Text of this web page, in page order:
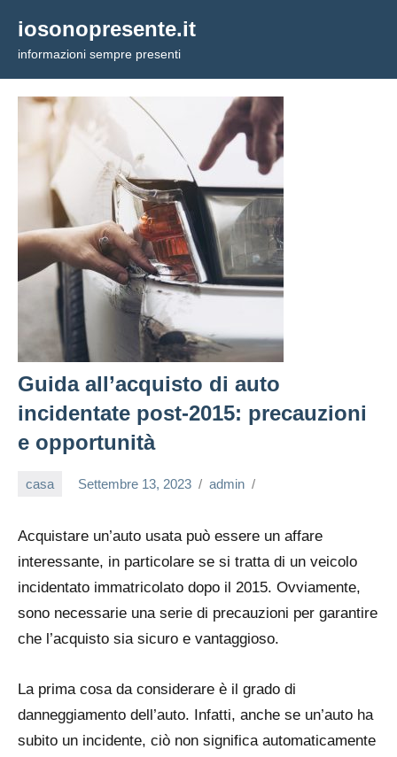
contenuto
iosonopresente.it
informazioni sempre presenti
Guida all’acquisto di auto
incidentate post-2015: precauzioni
e opportunità
casa Settembre 13, 2023 admin
Acquistare un’auto usata può essere un affare
interessante, in particolare se si tratta di un veicolo
incidentato immatricolato dopo il 2015. Ovviamente,
sono necessarie una serie di precauzioni per garantire
che l’acquisto sia sicuro e vantaggioso.
La prima cosa da considerare è il grado di
danneggiamento dell’auto. Infatti, anche se un’auto ha
subito un incidente, ciò non significa automaticamente